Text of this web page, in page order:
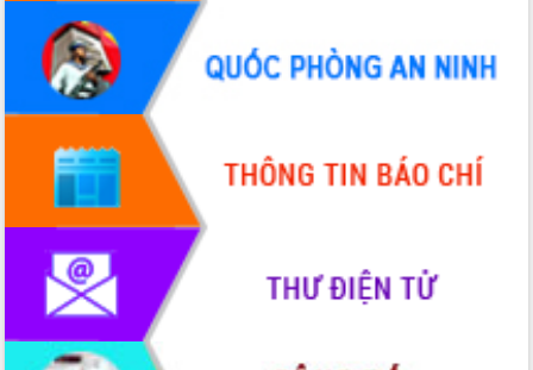
Đắk Lắk sơ kết 4 năm triển khai thực
hiện Đề án 06 của Chính phủ
Họp báo thông tin về Hội nghị Công bố
Quy hoạch và Xúc tiến đầu tư tỉnh Đắk
Lắk
Khơi thông điểm nghẽn, đẩy nhanh
giải ngân vốn khắc phục thiên tai
HĐND tỉnh thông qua điều chỉnh Quy
hoạch tỉnh thời kỳ 2021-2030
Hội thảo góp ý hồ sơ điều chỉnh quy
hoạch tỉnh Đắk Lắk thời kỳ 2021-2030,
tầm nhìn đến năm 2050
Nâng cao hiệu quả hoạt động của các
doanh nghiệp nhà nước